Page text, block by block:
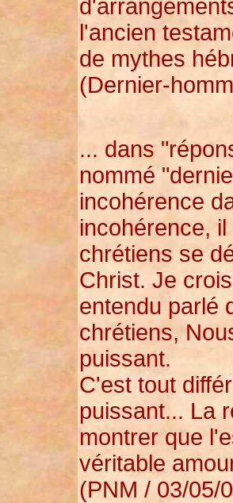
l'ancien
de mythes
(Dernier-
... dans
nommé
incohérence
incohérence,
chrétiens se
Christ. Je
entendu parlé
chrétiens,
puissant.
C'est tout
puissant... La
montrer que
véritable
(PNM / 03/05/